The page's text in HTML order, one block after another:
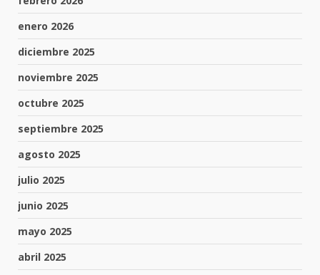
enero 2026
diciembre 2025
noviembre 2025
octubre 2025
septiembre 2025
agosto 2025
julio 2025
junio 2025
mayo 2025
abril 2025